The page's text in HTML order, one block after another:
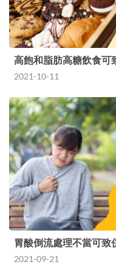
高飽和脂肪高糖飲食可
2021-10-11
胃酸倒流處理不當可致
2021-09-21